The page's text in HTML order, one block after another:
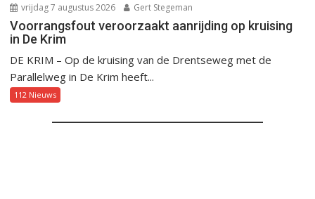
vrijdag 7 augustus 2026 Gert Stegeman
Voorrangsfout veroorzaakt aanrijding op kruising
in De Krim
DE KRIM – Op de kruising van de Drentseweg met de
Parallelweg in De Krim heeft...
112 Nieuws